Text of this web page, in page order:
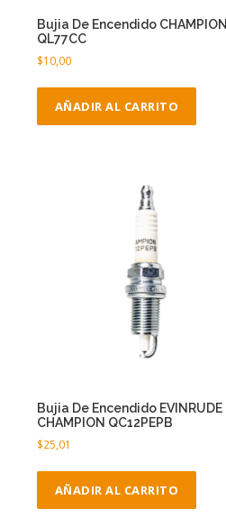
Bujia De Encendido CHAMPION
QL77CC
$10,00
AÑADIR AL CARRITO
Bujia De Encendido EVINRUDE
CHAMPION QC12PEPB
$25,01
AÑADIR AL CARRITO